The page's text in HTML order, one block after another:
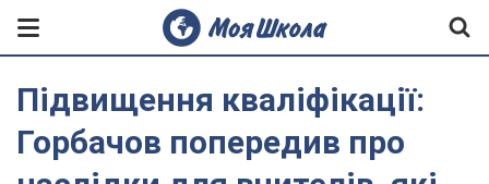
Підвищення кваліфікації:
Горбачов попередив про